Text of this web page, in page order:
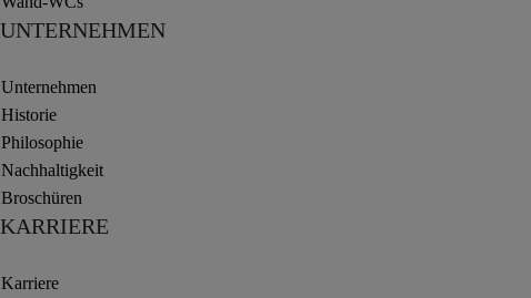
UNTERNEHMEN
Unternehmen
Historie
Philosophie
Nachhaltigkeit
Broschüren
KARRIERE
Karriere